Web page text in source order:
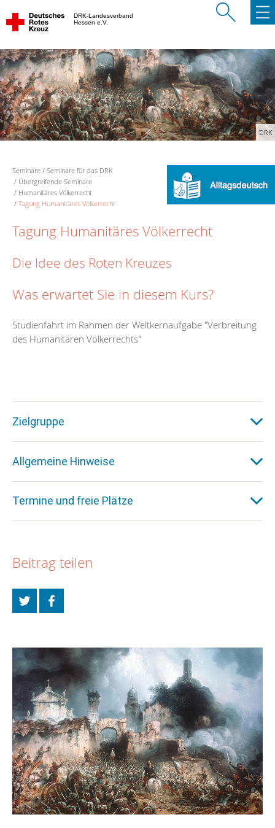
DRK-Landesverband
Hessen e.V.
DRK
Seminare
Seminare für das DRK
Übergreifende Seminare
Humanitäres Völkerrecht
Tagung Humanitäres Völkerrecht
Tagung Humanitäres Völkerrecht
Die Idee des Roten Kreuzes
Was erwartet Sie in diesem Kurs?
Studienfahrt im Rahmen der Weltkernaufgabe "Verbreitung
des Humanitären Völkerrechts"
Zielgruppe
Allgemeine Hinweise
Termine und freie Plätze
Beitrag teilen